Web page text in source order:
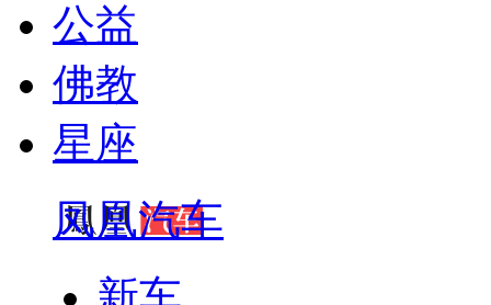
公益
佛教
星座
凤凰汽车